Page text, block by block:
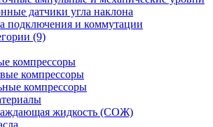
датчики угла наклона
подключения и коммутации
(9)
компрессоры
компрессоры
компрессоры
жидкость (СОЖ)